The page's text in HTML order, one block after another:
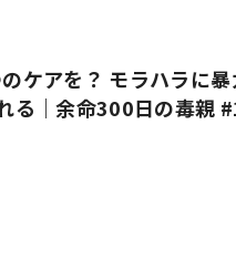
のケアを？ モラハラ
る｜余命300日の毒親